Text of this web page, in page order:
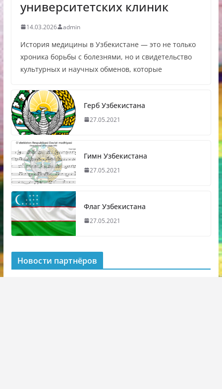
университетских клиник
14.03.2026 admin
История медицины в Узбекистане — это не только
хроника борьбы с болезнями, но и свидетельство
культурных и научных обменов, которые
Герб Узбекистана
27.05.2021
Гимн Узбекистана
27.05.2021
Флаг Узбекистана
27.05.2021
Новости партнёров